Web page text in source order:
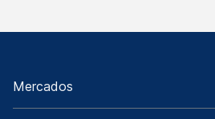
Mercados